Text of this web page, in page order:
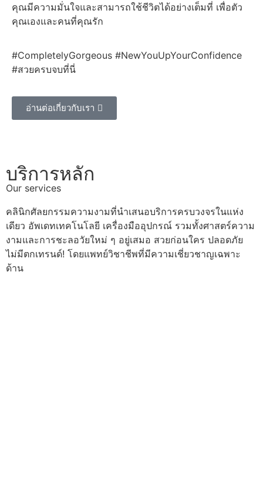
คุณมีความมั่นใจและสามารถใช้ชีวิตได้อย่างเต็มที่ เพื่อตัว
คุณเองและคนที่คุณรัก
#CompletelyGorgeous #NewYouUpYourConfidence
#สวยครบจบที่นี่
อ่านต่อเกี่ยวกับเรา
บริการหลัก
Our services
คลินิกศัลยกรรมความงามที่นำเสนอบริการครบวงจรในแห่ง
เดียว อัพเดทเทคโนโลยี เครื่องมืออุปกรณ์ รวมทั้งศาสตร์ความ
งามและการชะลอวัยใหม่ ๆ อยู่เสมอ สวยก่อนใคร ปลอดภัย
ไม่มีตกเทรนด์! โดยแพทย์วิชาชีพที่มีความเชี่ยวชาญเฉพาะ
ด้าน